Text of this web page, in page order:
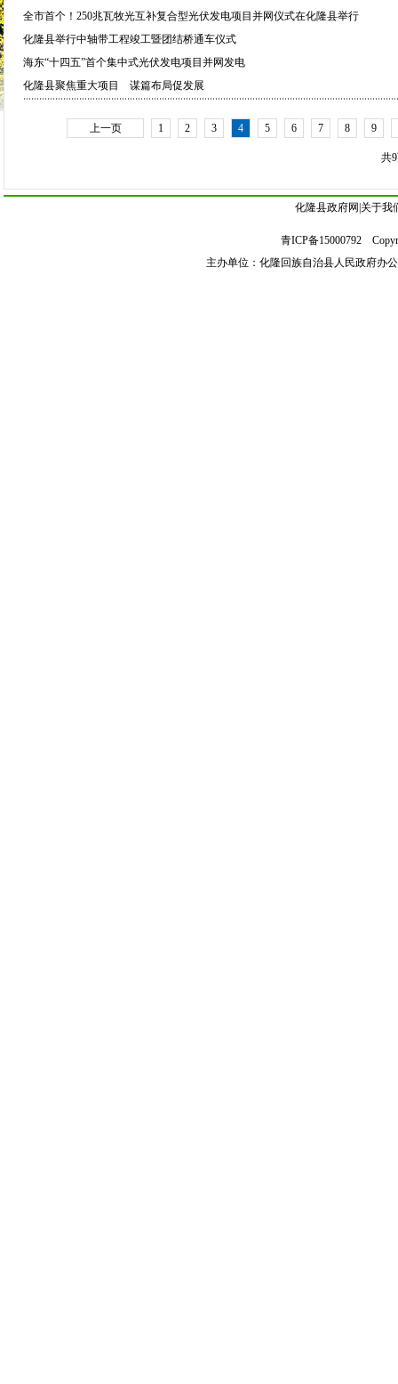
全市首个！250兆瓦牧光互补复合型光伏发电项目并网仪式在化隆县举行
化隆县举行中轴带工程竣工暨团结桥通车仪式
海东“十四五”首个集中式光伏发电项目并网发电
化隆县聚焦重大项目 谋篇布局促发展
上一页 1 2 3 4 5 6 7 8 9
共